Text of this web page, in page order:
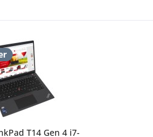
T14 Gen 4 i7-